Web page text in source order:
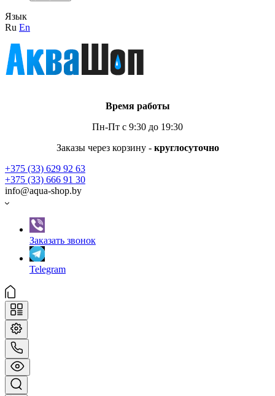
Язык
Ru En
Время работы
Пн-Пт с 9:30 до 19:30
Заказы через корзину - круглосуточно
+375 (33) 629 92 63
+375 (33) 666 91 30
info@aqua-shop.by
Заказать звонок
Telegram